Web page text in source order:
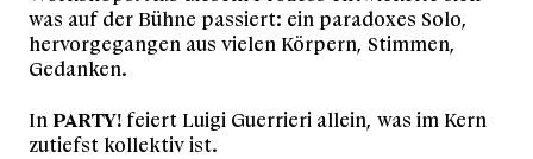
was auf der Bühne passiert: ein paradoxes Solo,
hervorgegangen aus vielen Körpern, Stimmen,
Gedanken.
InPARTY! feiert Luigi Guerrieri allein, was im Kern
zutiefst kollektiv ist.